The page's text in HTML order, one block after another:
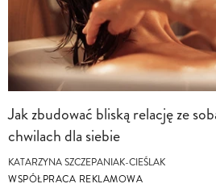
Jak zbudować bliską relację ze
chwilach dla siebie
KATARZYNA SZCZEPANIAK-CIEŚLAK
WSPÓŁPRACA REKLAMOWA